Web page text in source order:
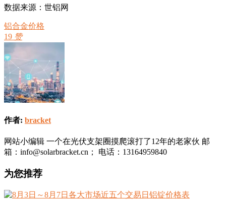
数据来源：世铝网
铝合金价格
19 赞
作者: bracket
网站小编辑 一个在光伏支架圈摸爬滚打了12年的老家伙 邮
箱：info@solarbracket.cn； 电话：13164959840
为您推荐